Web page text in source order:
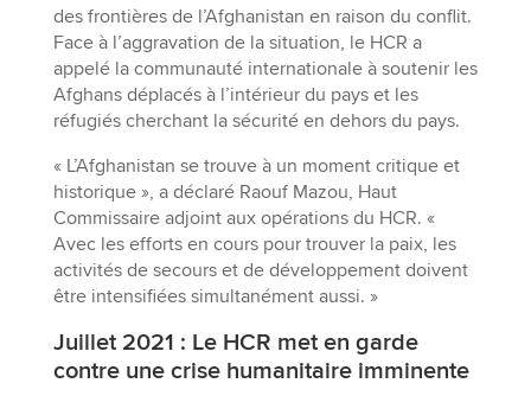
des frontières de l’Afghanistan en raison du conflit.
Face à l’aggravation de la situation, le HCR a
appelé la communauté internationale à soutenir les
Afghans déplacés à l’intérieur du pays et les
réfugiés cherchant la sécurité en dehors du pays.
« L’Afghanistan se trouve à un moment critique et
historique », a déclaré Raouf Mazou, Haut
Commissaire adjoint aux opérations du HCR. «
Avec les efforts en cours pour trouver la paix, les
activités de secours et de développement doivent
être intensifiées simultanément aussi. »
Juillet 2021 : Le HCR met en garde
contre une crise humanitaire imminente